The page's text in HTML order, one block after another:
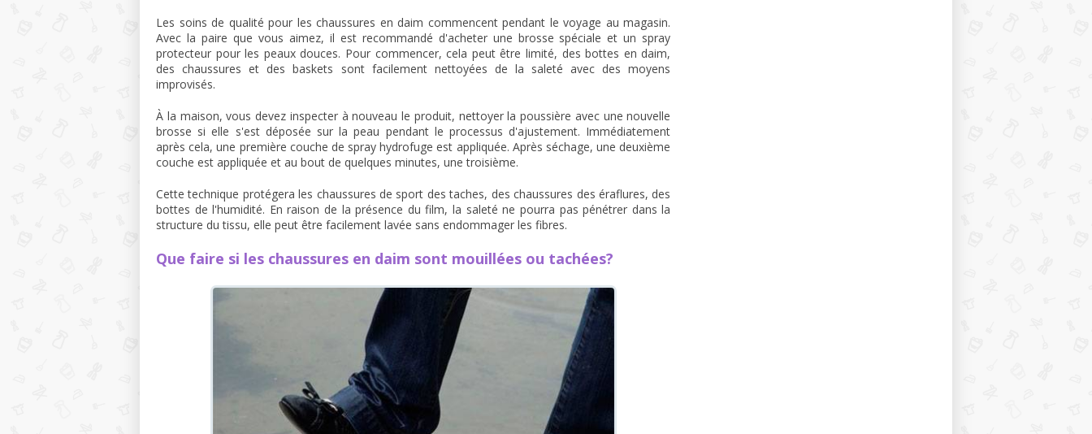
Les soins de qualité pour les chaussures en daim commencent pendant le voyage au magasin.
Avec la paire que vous aimez, il est recommandé d'acheter une brosse spéciale et un spray
protecteur pour les peaux douces. Pour commencer, cela peut être limité, des bottes en daim,
des chaussures et des baskets sont facilement nettoyées de la saleté avec des moyens
improvisés.
À la maison, vous devez inspecter à nouveau le produit, nettoyer la poussière avec une nouvelle
brosse si elle s'est déposée sur la peau pendant le processus d'ajustement. Immédiatement
après cela, une première couche de spray hydrofuge est appliquée. Après séchage, une deuxième
couche est appliquée et au bout de quelques minutes, une troisième.
Cette technique protégera les chaussures de sport des taches, des chaussures des éraflures, des
bottes de l'humidité. En raison de la présence du film, la saleté ne pourra pas pénétrer dans la
structure du tissu, elle peut être facilement lavée sans endommager les fibres.
Que faire si les chaussures en daim sont mouillées ou tachées?